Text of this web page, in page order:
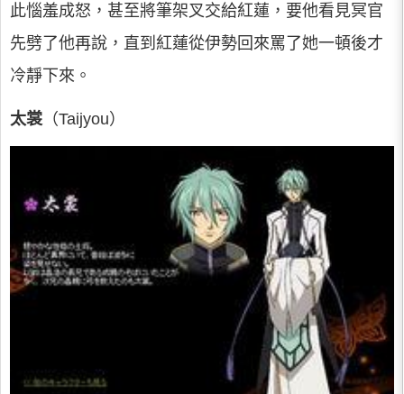
此惱羞成怒，甚至將筆架叉交給紅蓮，要他看見冥官
先劈了他再說，直到紅蓮從伊勢回來罵了她一頓後才
冷靜下來。
太裳 （Taijyou）